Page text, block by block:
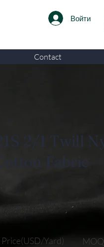
Войти
Contact
21S 2/1 Twill
Cotton Fabric
Price(USD/Yard) MOQ